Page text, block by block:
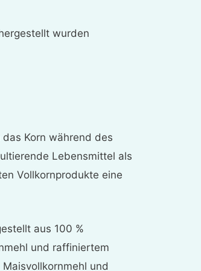
wurden
das Korn während des
Lebensmittel als
Vollkornprodukte eine
aus 100 %
und raffiniertem
und